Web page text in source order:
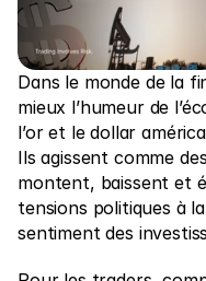
Marchés
Forex
Métaux
Indices
Actions
Énergies
Dans le monde de la
mieux l’humeur de
l’or et le dollar
Ils agissent comme
montent, baissent et
tensions politiques à
sentiment des